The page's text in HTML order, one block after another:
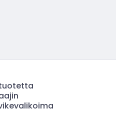
tuotetta